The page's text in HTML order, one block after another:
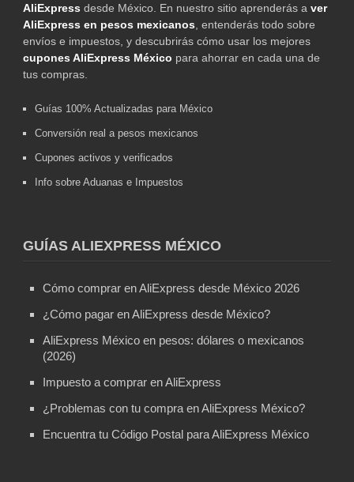
AliExpress desde México. En nuestro sitio aprenderás a ver
AliExpress en pesos mexicanos , entenderás todo sobre
envíos e impuestos, y descubrirás cómo usar los mejores
cupones AliExpress México para ahorrar en cada una de
tus compras.
Guías 100% Actualizadas para México
Conversión real a pesos mexicanos
Cupones activos y verificados
Info sobre Aduanas e Impuestos
GUÍAS ALIEXPRESS MÉXICO
Cómo comprar en AliExpress desde México 2026
¿Cómo pagar en AliExpress desde México?
AliExpress México en pesos: dólares o mexicanos
(2026)
Impuesto a comprar en AliExpress
¿Problemas con tu compra en AliExpress México?
Encuentra tu Código Postal para AliExpress México